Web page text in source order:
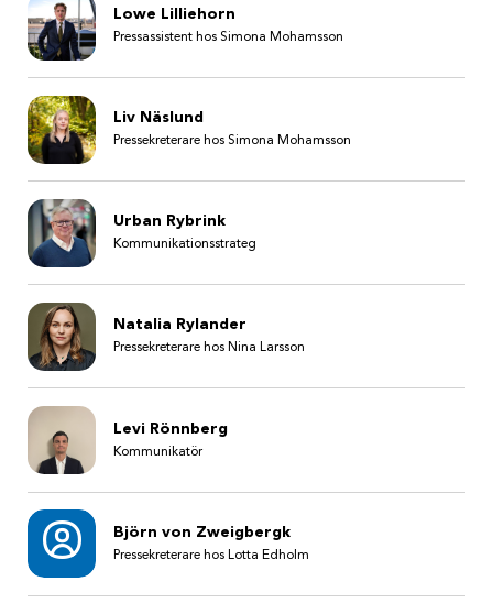
Lowe Lilliehorn
Pressassistent hos Simona Mohamsson
Liv Näslund
Pressekreterare hos Simona Mohamsson
Urban Rybrink
Kommunikationsstrateg
Natalia Rylander
Pressekreterare hos Nina Larsson
Levi Rönnberg
Kommunikatör
Björn von Zweigbergk
Pressekreterare hos Lotta Edholm